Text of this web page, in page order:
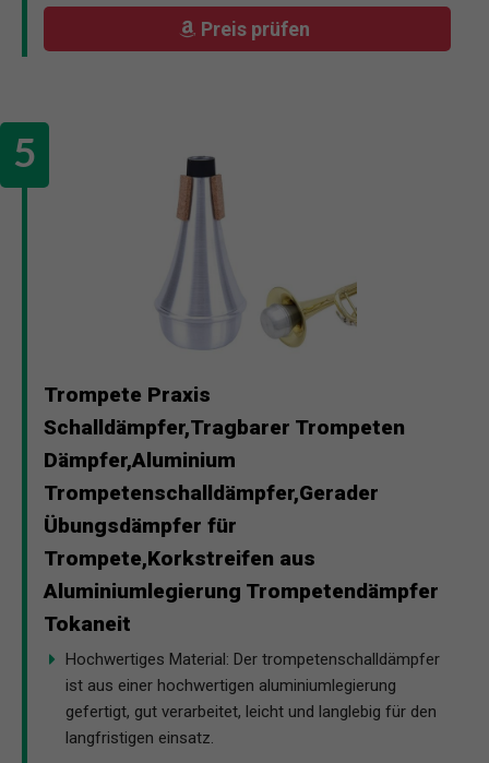
Preis prüfen
Trompete Praxis
Schalldämpfer,Tragbarer Trompeten
Dämpfer,Aluminium
Trompetenschalldämpfer,Gerader
Übungsdämpfer für
Trompete,Korkstreifen aus
Aluminiumlegierung Trompetendämpfer
Tokaneit
Hochwertiges Material: Der trompetenschalldämpfer
ist aus einer hochwertigen aluminiumlegierung
gefertigt, gut verarbeitet, leicht und langlebig für den
langfristigen einsatz.